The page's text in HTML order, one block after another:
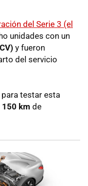
del Serie 3 (el
unidades con un
y fueron
del servicio
testar esta
150 km de